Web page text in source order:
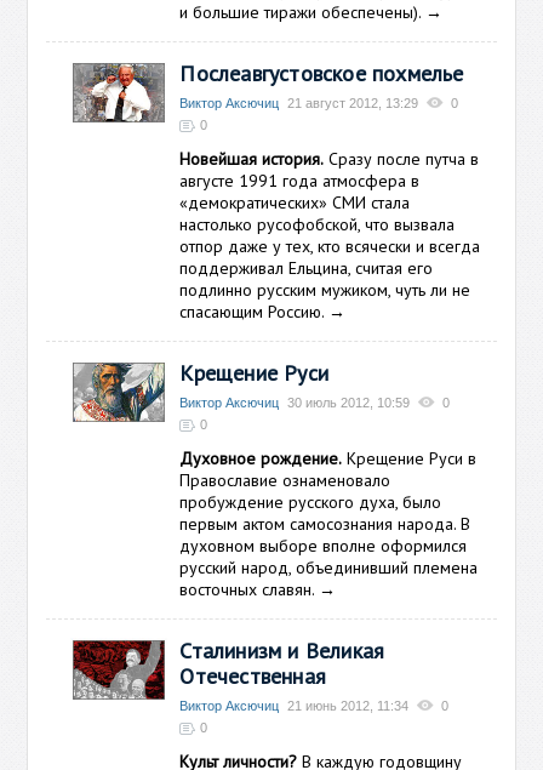
и большие тиражи обеспечены). →
Послеавгустовское похмелье
Виктор Аксючиц 21 август 2012, 13:29
0
0
Новейшая история. Сразу после путча в
августе 1991 года атмосфера в
«демократических» СМИ стала
настолько русофобской, что вызвала
отпор даже у тех, кто всячески и всегда
поддерживал Ельцина, считая его
подлинно русским мужиком, чуть ли не
спасающим Россию. →
Крещение Руси
Виктор Аксючиц 30 июль 2012, 10:59
0
0
Духовное рождение. Крещение Руси в
Православие ознаменовало
пробуждение русского духа, было
первым актом самосознания народа. В
духовном выборе вполне оформился
русский народ, объединивший племена
восточных славян. →
Сталинизм и Великая
Отечественная
Виктор Аксючиц 21 июнь 2012, 11:34
0
0
Культ личности? В каждую годовщину